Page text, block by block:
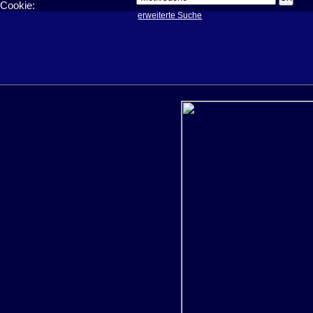
Cookie:
erweiterte Suche